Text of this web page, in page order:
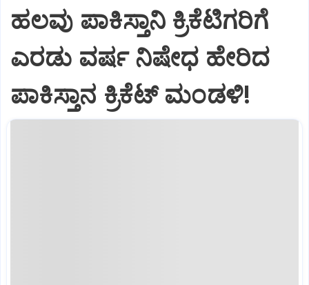
ಹಲವು ಪಾಕಿಸ್ತಾನಿ ಕ್ರಿಕೆಟಿಗರಿಗೆ
ಎರಡು ವರ್ಷ ನಿಷೇಧ ಹೇರಿದ
ಪಾಕಿಸ್ತಾನ ಕ್ರಿಕೆಟ್‌ ಮಂಡಳಿ!